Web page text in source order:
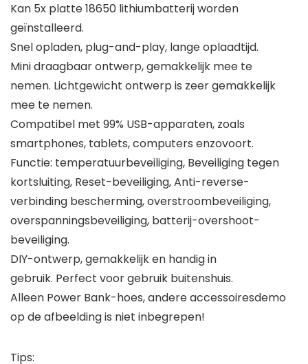
Kan 5x platte 18650 lithiumbatterij worden
geïnstalleerd.
Snel opladen, plug-and-play, lange oplaadtijd.
Mini draagbaar ontwerp, gemakkelijk mee te
nemen. Lichtgewicht ontwerp is zeer gemakkelijk
mee te nemen.
Compatibel met 99% USB-apparaten, zoals
smartphones, tablets, computers enzovoort.
Functie: temperatuurbeveiliging, Beveiliging tegen
kortsluiting, Reset-beveiliging, Anti-reverse-
verbinding bescherming, overstroombeveiliging,
overspanningsbeveiliging, batterij-overshoot-
beveiliging.
DIY-ontwerp, gemakkelijk en handig in
gebruik. Perfect voor gebruik buitenshuis.
Alleen Power Bank-hoes, andere accessoiresdemo
op de afbeelding is niet inbegrepen!
Tips: